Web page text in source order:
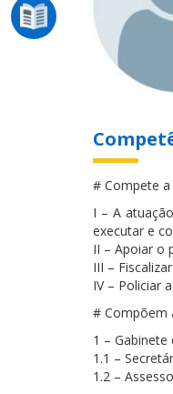
# Compete a
I – A
executar e
II – Apoiar o
III –
IV – Policiar
# Compõem
1 – Gabinete
1.1 –
1.2 –